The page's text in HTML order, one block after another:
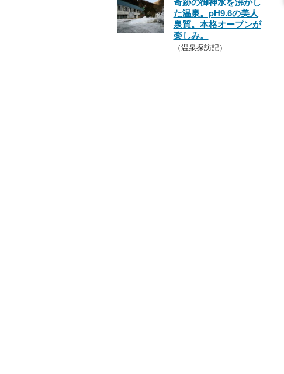
奇跡の御神水を沸かし
た温泉。pH9.6の美人
泉質。本格オープンが
楽しみ。
（温泉探訪記）